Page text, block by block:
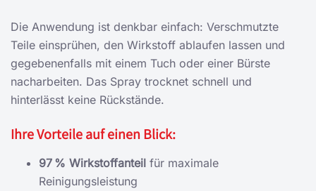
Die Anwendung ist denkbar einfach: Verschmutzte
Teile einsprühen, den Wirkstoff ablaufen lassen und
gegebenenfalls mit einem Tuch oder einer Bürste
nacharbeiten. Das Spray trocknet schnell und
hinterlässt keine Rückstände.
Ihre Vorteile auf einen Blick:
97 % Wirkstoffanteil für maximale
Reinigungsleistung